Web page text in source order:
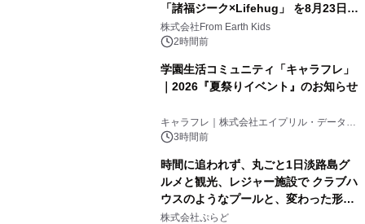
「諸福ジーク×Lifehug」 を8月23日
(日)開催
株式会社From Earth Kids
2時間前
学園生活コミュニティ「キャラフレ」
｜2026『夏祭りイベント』のお知らせ
キャラフレ｜株式会社エイプリル・データ・
デザインズ
3時間前
時間に追われず、丸ごと1日淡路島グ
ルメと観光、レジャー施設で クラブハ
ウスのようなプールと、変わった形の
サウナも 「THE BOXY AWAJI」のお
株式会社ぷらど